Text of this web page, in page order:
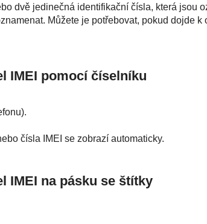
dvě jedinečná identifikační čísla, která jsou
Můžete je potřebovat, pokud dojde
IMEI pomocí číselníku
čísla IMEI se zobrazí automaticky.
IMEI na pásku se štítky